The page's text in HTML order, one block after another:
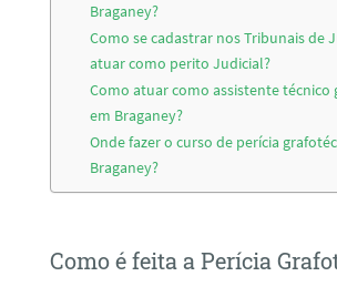
Braganey?
Como se cadastrar nos Tribunais de
atuar como perito Judicial?
Como atuar como assistente técnico
em Braganey?
Onde fazer o curso de perícia
Braganey?
Como é feita a Perícia